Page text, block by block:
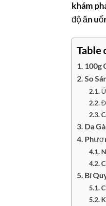
khám
độ ăn
Table
100g
So
Da
Bí